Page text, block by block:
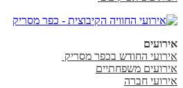
אירועים
אירועי החודש בכפר מסריק
אירועים משפחתיים
אירועי חברה